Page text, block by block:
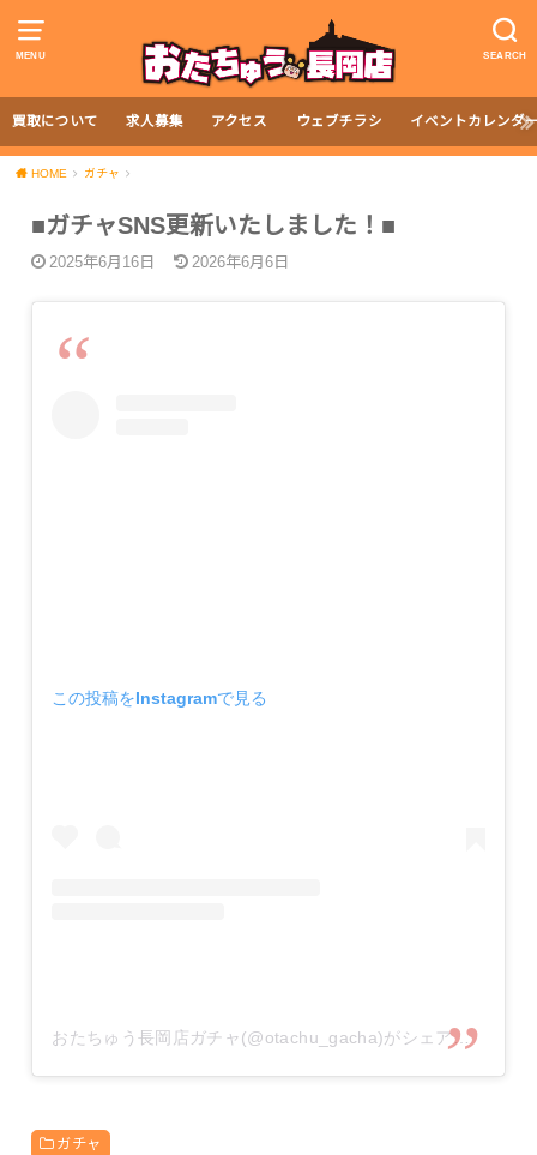
MENU SEARCH
買取について 求人募集 アクセス ウェブチラシ イベントカレンダ
HOME ガチャ
■ガチャSNS更新いたしました！■
2025年6月16日 2026年6月6日
この投稿をInstagramで見る
おたちゅう長岡店ガチャ(@otachu_gacha)がシェアした投稿
ガチャ